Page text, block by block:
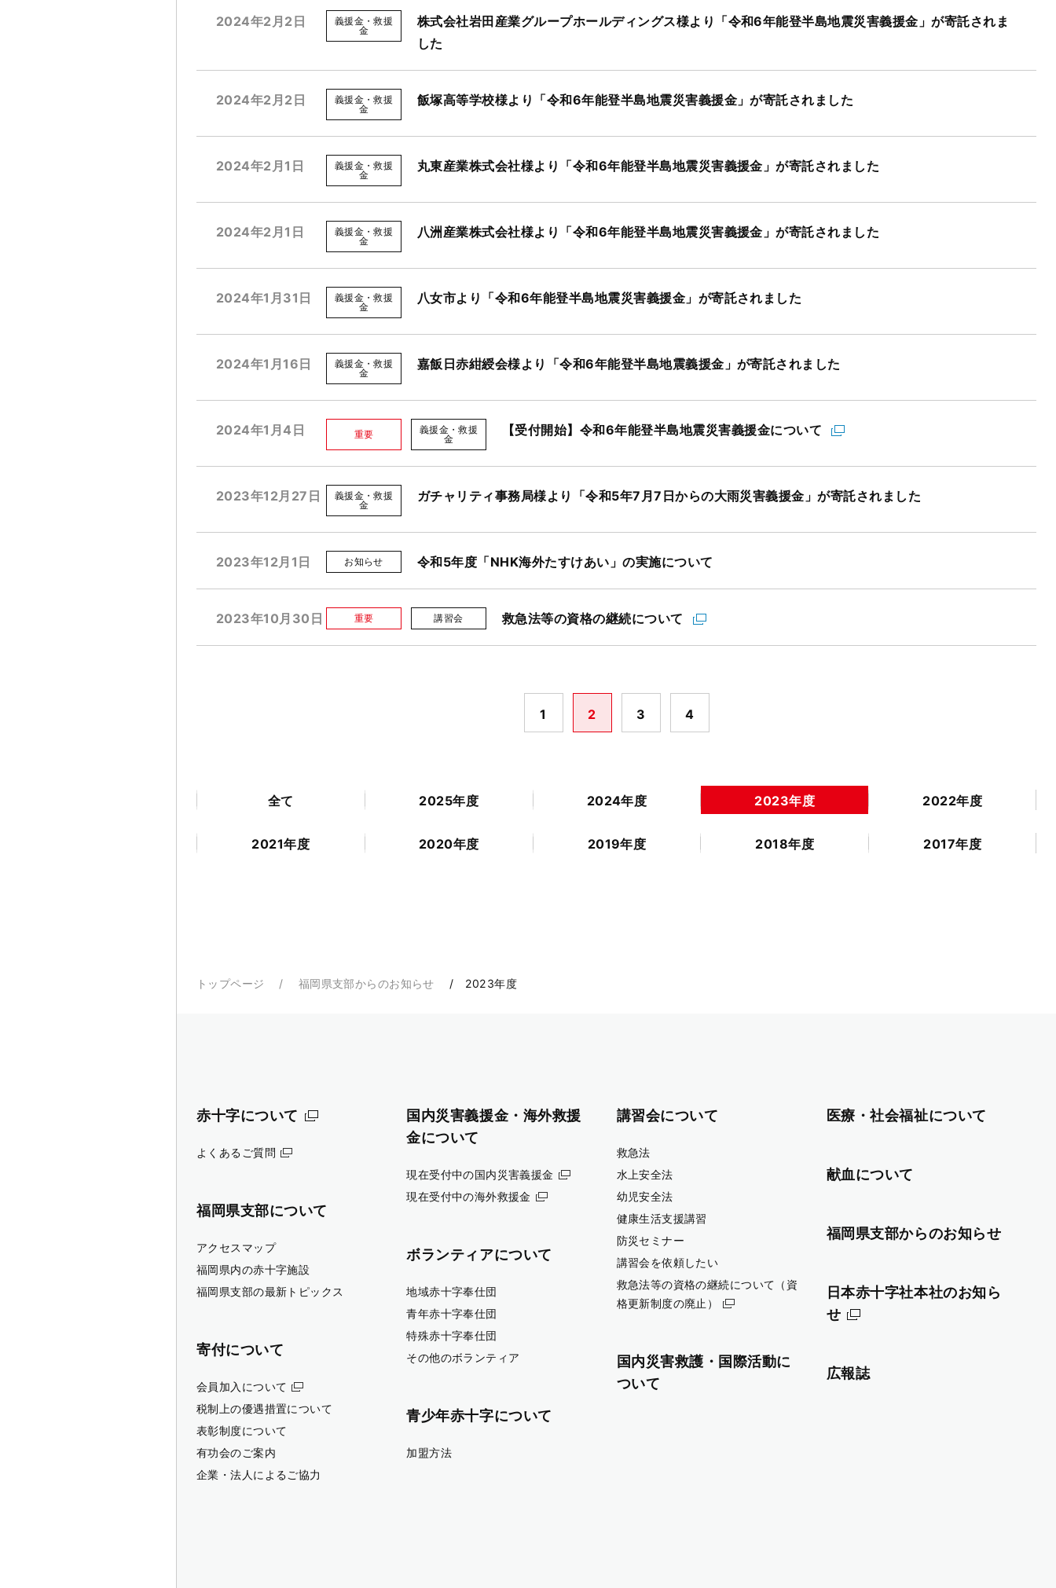
2024年2月2日
義援金・救援
金
株式会社岩田産業グループホールディングス様より「令和6年能登半島地震災害義援金」が寄託されま
した
2024年2月2日
義援金・救援
金
飯塚高等学校様より「令和6年能登半島地震災害義援金」が寄託されました
2024年2月1日
義援金・救援
金
丸東産業株式会社様より「令和6年能登半島地震災害義援金」が寄託されました
2024年2月1日
義援金・救援
金
八洲産業株式会社様より「令和6年能登半島地震災害義援金」が寄託されました
2024年1月31日
義援金・救援
金
八女市より「令和6年能登半島地震災害義援金」が寄託されました
2024年1月16日
義援金・救援
金
嘉飯日赤紺綬会様より「令和6年能登半島地震義援金」が寄託されました
2024年1月4日 重要
義援金・救援
金
【受付開始】令和6年能登半島地震災害義援金について
2023年12月27日
義援金・救援
金
ガチャリティ事務局様より「令和5年7月7日からの大雨災害義援金」が寄託されました
2023年12月1日 お知らせ 令和5年度「NHK海外たすけあい」の実施について
2023年10月30日 重要 講習会 救急法等の資格の継続について
1 2 3 4
全て 2025年度 2024年度 2023年度 2022年度
2021年度 2020年度 2019年度 2018年度 2017年度
トップページ 福岡県支部からのお知らせ 2023年度
赤十字について
よくあるご質問
福岡県支部について
アクセスマップ
福岡県内の赤十字施設
福岡県支部の最新トピックス
寄付について
会員加入について
税制上の優遇措置について
表彰制度について
有功会のご案内
企業・法人によるご協力
国内災害義援金・海外救援
金について
現在受付中の国内災害義援金
現在受付中の海外救援金
ボランティアについて
地域赤十字奉仕団
青年赤十字奉仕団
特殊赤十字奉仕団
その他のボランティア
青少年赤十字について
加盟方法
講習会について
救急法
水上安全法
幼児安全法
健康生活支援講習
防災セミナー
講習会を依頼したい
救急法等の資格の継続について（資
格更新制度の廃止）
国内災害救護・国際活動に
ついて
医療・社会福祉について
献血について
福岡県支部からのお知らせ
日本赤十字社本社のお知ら
せ
広報誌